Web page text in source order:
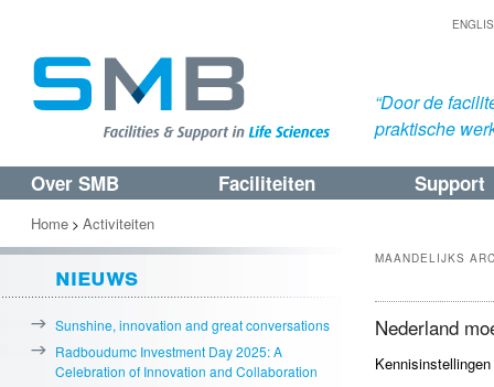
“Door de
praktische
Spring
naar
de
primaire
inhoud
Spring
naar
de
secundaire
inhoud
Over SMB Faciliteiten Support
MAANDELIJKS
Nederland
Home > Activiteiten
nieuws
Sunshine, innovation and great conversations
Radboudumc Investment Day 2025: A
Celebration of Innovation and Collaboration